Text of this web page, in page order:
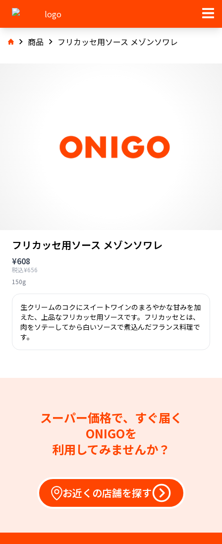
商品 フリカッセ用ソース メゾンソワレ
フリカッセ用ソース メゾンソワレ
¥608
税込¥656
150g
生クリームのコクにスイートワインのまろやかな甘みを加
えた、上品なフリカッセ用ソースです。フリカッセとは、
肉をソテーしてから白いソースで煮込んだフランス料理で
す。
スーパー価格で、すぐ届く
ONIGOを
利用してみませんか？
お近くの店舗を探す